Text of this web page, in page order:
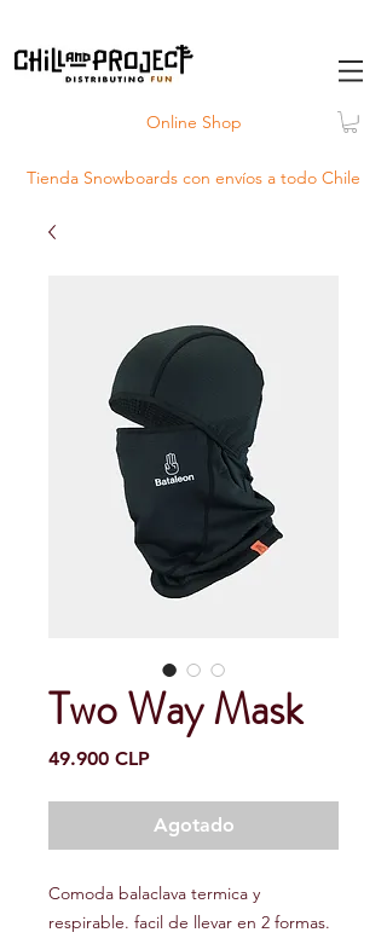
Online Shop
Tienda Snowboards con envíos a todo Chile
Two Way Mask
49.900 CLPPrecio
Agotado
Comoda balaclava termica y
respirable. facil de llevar en 2 formas.